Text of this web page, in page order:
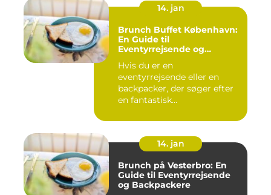
14. jan
Brunch Buffet København:
En Guide til
Eventyrrejsende og
Hvis du er en
eventyrrejsende eller en
backpacker, der søger efter
en fantastisk
14. jan
Brunch på Vesterbro: En
Guide til Eventyrrejsende
og Backpackere